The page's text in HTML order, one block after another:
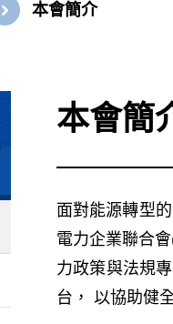
本會簡介
本會簡
面對能源轉型
電力企業聯合
力政策與法規
台， 以協助健